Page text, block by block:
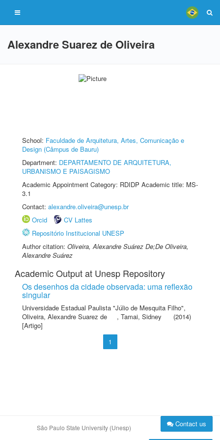
Alexandre Suarez de Oliveira
School: Faculdade de Arquitetura, Artes, Comunicação e
Design (Câmpus de Bauru)
Department: DEPARTAMENTO DE ARQUITETURA,
URBANISMO E PAISAGISMO
Academic Appointment Category: RDIDP Academic title: MS-
3.1
Contact: alexandre.oliveira@unesp.br
Orcid
CV Lattes
Repositório Institucional UNESP
Author citation: Oliveira, Alexandre Suárez De;De Oliveira,
Alexandre Suárez
Academic Output at Unesp Repository
Os desenhos da cidade observada: uma reflexão
singular
Universidade Estadual Paulista "Júlio de Mesquita Filho",
Oliveira, Alexandre Suarez de
, Tamai, Sidney
(2014)
[Artigo]
1
São Paulo State University (Unesp) Contact us